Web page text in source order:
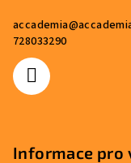
accademia@
728033290
Informace pro